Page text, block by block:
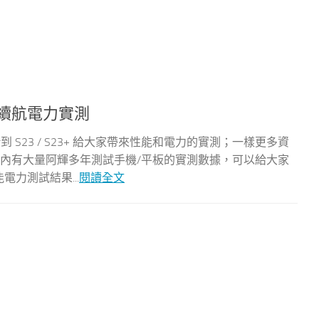
航電力實測
S23 / S23+ 給大家帶來性能和電力的實測；一樣更多資
有大量阿輝多年測試手機/平板的實測數據，可以給大家
力測試結果...閱讀全文